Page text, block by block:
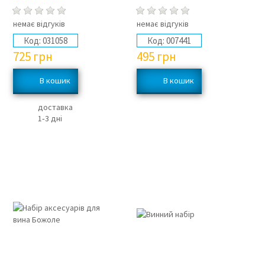
немає відгуків
Код: 031058
725 грн
доставка
1‑3 дні
немає відгуків
Код: 007441
495 грн